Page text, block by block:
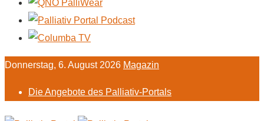
Donnerstag, 6. August 2026 Magazin
Die Angebote des Palliativ-Portals